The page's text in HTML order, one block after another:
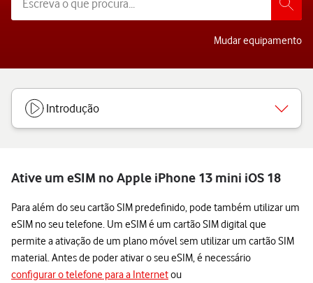
Mudar equipamento
Introdução
Ative um eSIM no Apple iPhone 13 mini iOS 18
Para além do seu cartão SIM predefinido, pode também utilizar um
eSIM no seu telefone. Um eSIM é um cartão SIM digital que
permite a ativação de um plano móvel sem utilizar um cartão SIM
material. Antes de poder ativar o seu eSIM, é necessário
configurar o telefone para a Internetou